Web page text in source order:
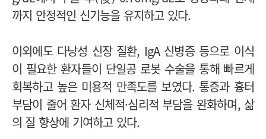
까지 안정적인 신기능을 유지하고 있다.
이외에도 다낭성 신장 질환, IgA 신병증 등으로 이식
이 필요한 환자들이 단일공 로봇 수술을 통해 빠르게
회복하고 높은 미용적 만족도를 보였다. 통증과 흉터
부담이 줄어 환자 신체적·심리적 부담을 완화하며, 삶
의 질 향상에 기여하고 있다.